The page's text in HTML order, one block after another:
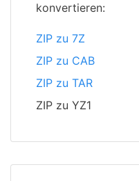
konvertieren:
ZIP zu 7Z
ZIP zu CAB
ZIP zu TAR
ZIP zu YZ1